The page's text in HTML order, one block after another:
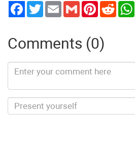
TwitterEmail Gmail PinterestReddit
Comments (0)